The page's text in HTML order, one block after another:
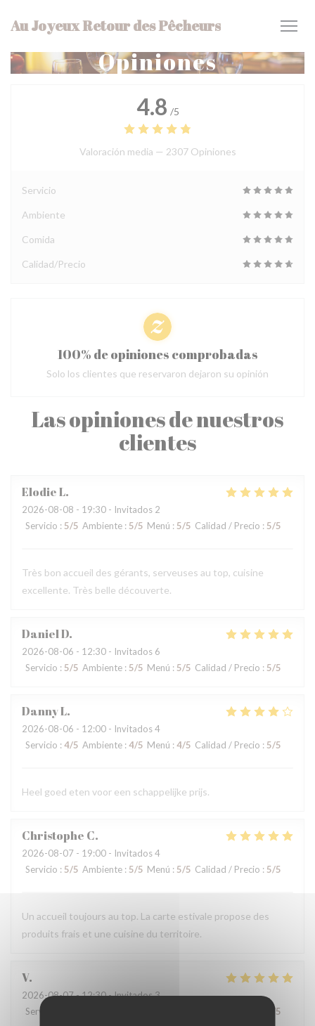
Au Joyeux Retour des Pêcheurs
Opiniones
Las opiniones de nuestros
clientes
ElodieL
2026-08-08 - 19:30 - Invitados 2
Servicio : 5/5 Ambiente : 5/5 Menú : 5/5 Calidad / Precio : 5/5
Très bon accueil des gérants, serveuses au top, cuisine
excellente. Très belle découverte.
DanielD
2026-08-06 - 12:30 - Invitados 6
Servicio : 5/5 Ambiente : 5/5 Menú : 5/5 Calidad / Precio : 5/5
DannyL
2026-08-06 - 12:00 - Invitados 4
Servicio : 4/5 Ambiente : 4/5 Menú : 4/5 Calidad / Precio : 5/5
Heel goed eten voor een schappelijke prijs.
Christophe C
2026-08-07 - 19:00 - Invitados 4
Servicio : 5/5 Ambiente : 5/5 Menú : 5/5 Calidad / Precio : 5/5
Un accueil toujours au top. La carte estivale propose des
produits frais et une cuisine du territoire.
V
2026-08-07- 12:30 - Invitados 3
Servicio
/5
4.8 /5
Valoración media — 2307 Opiniones
Servicio
Ambiente
Comida
Calidad/Precio
100% de opiniones comprobadas
Solo los clientes que reservaron dejaron su opinión